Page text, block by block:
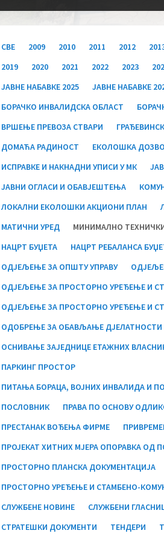
СВЕ 2009 2010 2011 2012
2019
2020 2021 2022 2023
JАВНЕ НАБАВКЕ 2025
JАВНЕ НАБАВКЕ
БОРАЧКО ИНВАЛИДСКА ОБЛАСТ
ВРШЕЊЕ ПРЕВОЗА СТВАРИ
ДОМАЋА РАДИНОСТ
ЕКОЛОШКА
ИСПРАВКЕ И НАКНАДНИ УПИСИ У МК
ЈАВНИ ОГЛАСИ И ОБАВЈЕШТЕЊА
ЛОКАЛНИ ЕКОЛОШКИ АКЦИОНИ ПЛАН
МАТИЧНИ УРЕД
МИНИМАЛНО
НАЦРТ БУЏЕТА
НАЦРТ РЕБАЛАНСА
ОДЈЕЉЕЊЕ ЗА ОПШТУ УПРАВУ
ОДЈЕЉЕЊЕ ЗА ПРОСТОРНО УРЕЂЕЊЕ И СТ
ОДЈЕЉЕЊЕ ЗА ПРОСТОРНО УРЕЂЕЊЕ И
ОДОБРЕЊЕ ЗА ОБАВЉАЊЕ ДЈЕЛАТНОСТИ
ОСНИВАЊЕ ЗАЈЕДНИЦЕ ЕТАЖНИХ
ПАРКИНГ ПРОСТОР
ПИТАЊА БОРАЦА, ВОЈНИХ ИНВАЛИДА И
ПОСЛОВНИК
ПРАВА ПО ОСНОВУ
ПРЕСТАНАК ВОЂЕЊА ФИРМЕ
ПРОЈЕКАТ ХИТНИХ МЈЕРА ОПОРАВКА ОД
ПРОСТОРНО ПЛАНСКА ДОКУМЕНТАЦИЈА
ПРОСТОРНО УРЕЂЕЊЕ И СТАМБЕНО-
СЛУЖБЕНЕ НОВИНЕ
СЛУЖБЕНИ
СТРАТЕШКИ ДОКУМЕНТИ
ТЕНДЕРИ